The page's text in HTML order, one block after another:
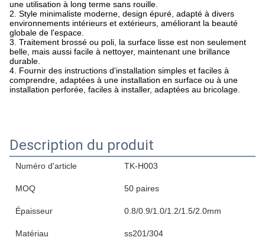
une utilisation à long terme sans rouille.
2. Style minimaliste moderne, design épuré, adapté à divers
environnements intérieurs et extérieurs, améliorant la beauté
globale de l'espace.
3. Traitement brossé ou poli, la surface lisse est non seulement
belle, mais aussi facile à nettoyer, maintenant une brillance
durable.
4. Fournir des instructions d'installation simples et faciles à
comprendre, adaptées à une installation en surface ou à une
installation perforée, faciles à installer, adaptées au bricolage.
Description du produit
Numéro d'article TK-H003
MOQ 50 paires
Épaisseur 0.8/0.9/1.0/1.2/1.5/2.0mm
Matériau ss201/304